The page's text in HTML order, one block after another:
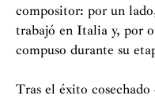
compositor: por un
trabajó en Italia y, por
compuso durante su
Tras el éxito